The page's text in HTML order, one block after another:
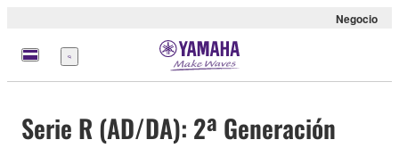
Negocio
Menú
Serie R (AD/DA): 2ª Generación